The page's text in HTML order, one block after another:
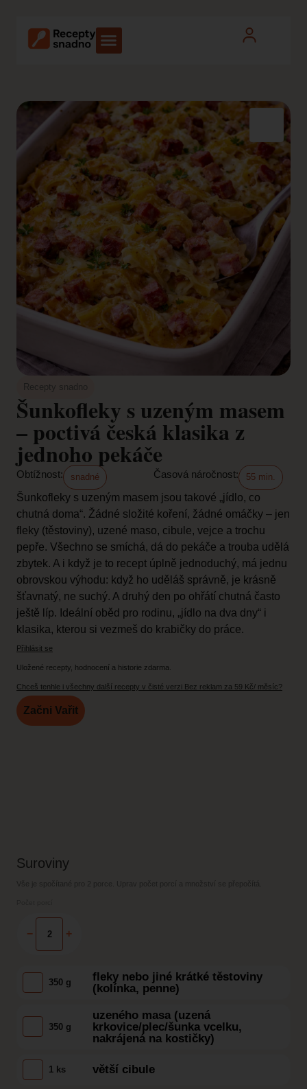
Recepty snadno
Šunkofleky s uzeným masem
– poctivá česká klasika z
jednoho pekáče
Obtížnost: snadné Časová náročnost: 55 min.
Šunkofleky s uzeným masem jsou takové „jídlo, co
chutná doma“. Žádné složité koření, žádné omáčky – jen
fleky (těstoviny), uzené maso, cibule, vejce a trochu
pepře. Všechno se smíchá, dá do pekáče a trouba udělá
zbytek. A i když je to recept úplně jednoduchý, má jednu
obrovskou výhodu: když ho uděláš správně, je krásně
šťavnatý, ne suchý. A druhý den po ohřátí chutná často
ještě líp. Ideální oběd pro rodinu, „jídlo na dva dny“ i
klasika, kterou si vezmeš do krabičky do práce.
Přihlásit se
Uložené recepty, hodnocení a historie zdarma.
Chceš tenhle i všechny další recepty v čisté verzi Bez reklam za 59 Kč/ měsíc?
Začni Vařit
Suroviny
Vše je spočítané pro 2 porce . Uprav počet porcí a množství se přepočítá.
− +
350 g
fleky nebo jiné krátké těstoviny
(kolínka, penne)
350 g
uzeného masa (uzená
krkovice/plec/šunka vcelku,
nakrájená na kostičky)
1 ks větší cibule